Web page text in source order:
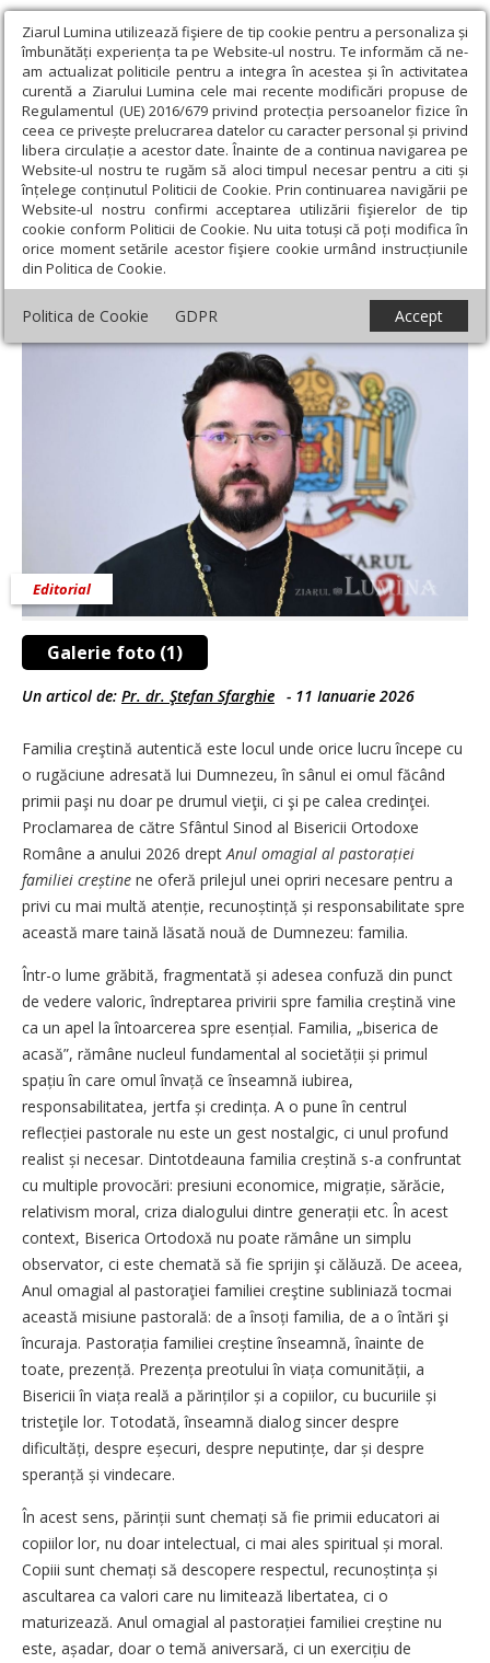
Ziarul Lumina utilizează fişiere de tip cookie pentru a personaliza și
îmbunătăți experiența ta pe Website-ul nostru. Te informăm că ne-
am actualizat politicile pentru a integra în acestea și în activitatea
curentă a Ziarului Lumina cele mai recente modificări propuse de
Regulamentul (UE) 2016/679 privind protecția persoanelor fizice în
ceea ce privește prelucrarea datelor cu caracter personal și privind
libera circulație a acestor date. Înainte de a continua navigarea pe
Website-ul nostru te rugăm să aloci timpul necesar pentru a citi și
înțelege conținutul Politicii de Cookie. Prin continuarea navigării pe
Website-ul nostru confirmi acceptarea utilizării fişierelor de tip
cookie conform Politicii de Cookie. Nu uita totuși că poți modifica în
orice moment setările acestor fişiere cookie urmând instrucțiunile
din Politica de Cookie.
Politica de Cookie GDPR Accept
Ziarul Lumina › Opinii › Editorial ›
Familia creştină, chemare la
credinţă și responsabilitate
Familia creştină, chemare la credinţă și
responsabilitate
Galerie foto (1)
Editorial
Un articol de: Pr. dr. Ştefan Sfarghie - 11 Ianuarie 2026
Familia creştină autentică este locul unde orice lucru începe cu
o rugăciune adresată lui Dumnezeu, în sânul ei omul făcând
primii paşi nu doar pe drumul vieţii, ci şi pe calea credinţei.
Proclamarea de către Sfântul Sinod al Bisericii Ortodoxe
Române a anului 2026 dreptAnul omagial al pastorației
familiei creștine ne oferă prilejul unei opriri necesare pentru a
privi cu mai multă atenție, recunoștință și responsabilitate spre
această mare taină lăsată nouă de Dumnezeu: familia.
Într-o lume grăbită, fragmentată și adesea confuză din punct
de vedere valoric, îndreptarea privirii spre familia creștină vine
ca un apel la întoarcerea spre esențial. Familia, „biserica de
acasă”, rămâne nucleul fundamental al societății și primul
spațiu în care omul învață ce înseamnă iubirea,
responsabilitatea, jertfa și credința. A o pune în centrul
reflecției pastorale nu este un gest nostalgic, ci unul profund
realist și necesar. Dintotdeauna familia creștină s-a confruntat
cu multiple provocări: presiuni economice, migrație, sărăcie,
relativism moral, criza dialogului dintre generații etc. În acest
context, Biserica Ortodoxă nu poate rămâne un simplu
observator, ci este chemată să fie sprijin şi călăuză. De aceea,
Anul omagial al pastoraţiei familiei creştine subliniază tocmai
această misiune pastorală: de a însoți familia, de a o întări şi
încuraja. Pastorația familiei creștine înseamnă, înainte de
toate, prezență. Prezența preotului în viața comunității, a
Bisericii în viața reală a părinților și a copiilor, cu bucuriile și
tristeţile lor. Totodată, înseamnă dialog sincer despre
dificultăți, despre eșecuri, despre neputințe, dar și despre
speranță și vindecare.
În acest sens, părinții sunt chemați să fie primii educatori ai
copiilor lor, nu doar intelectual, ci mai ales spiritual și moral.
Copiii sunt chemați să descopere respectul, recu­noștința și
ascultarea ca valori care nu limitează libertatea, ci o
maturizează. Anul omagial al pastorației familiei creștine nu
este, așadar, doar o temă aniversară, ci un exercițiu de